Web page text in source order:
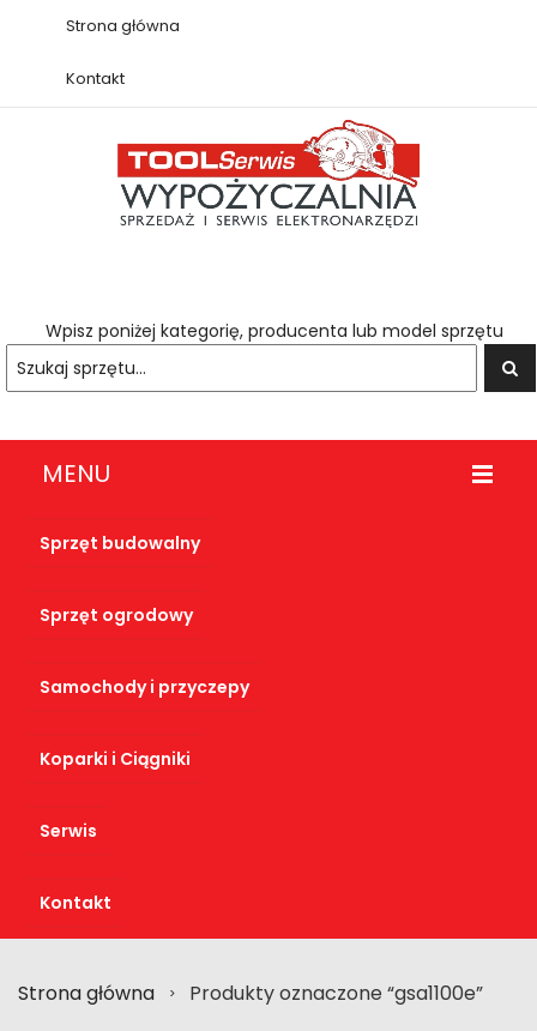
Strona główna
Kontakt
Wpisz poniżej kategorię, producenta lub model sprzętu
MENU
Sprzęt budowalny
Sprzęt ogrodowy
Samochody i przyczepy
Koparki i Ciągniki
Serwis
Kontakt
Strona główna > Produkty oznaczone “gsa1100e”